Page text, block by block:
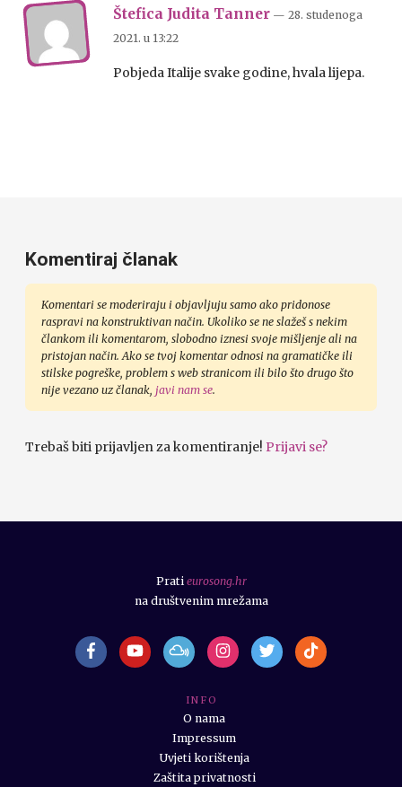
Štefica Judita Tanner — 28. studenoga
2021. u 13:22
Pobjeda Italije svake godine, hvala lijepa.
Komentiraj članak
Komentari se moderiraju i objavljuju samo ako pridonose
raspravi na konstruktivan način. Ukoliko se ne slažeš s nekim
člankom ili komentarom, slobodno iznesi svoje mišljenje ali na
pristojan način. Ako se tvoj komentar odnosi na gramatičke ili
stilske pogreške, problem s web stranicom ili bilo što drugo što
nije vezano uz članak, javi nam se.
Trebaš biti prijavljen za komentiranje! Prijavi se?
I N F O
O nama
Impressum
Uvjeti korištenja
Zaštita privatnosti
Prati eurosong.hr
na društvenim mrežama